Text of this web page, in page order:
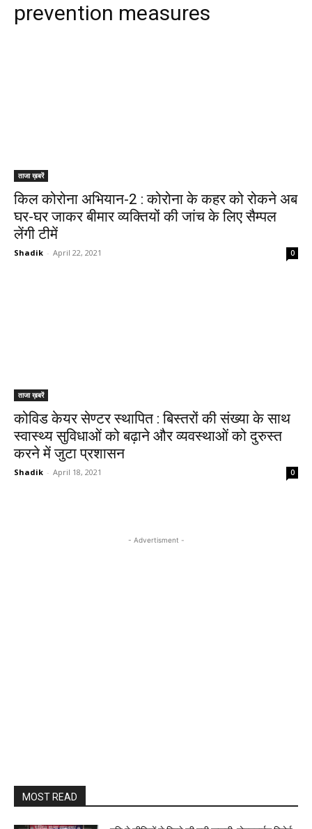
prevention measures
ताजा ख़बरें
किल कोरोना अभियान-2 : कोरोना के कहर को रोकने अब
घर-घर जाकर बीमार व्यक्तियों की जांच के लिए सैम्पल
लेंगी टीमें
Shadik - April 22, 2021 0
ताजा ख़बरें
कोविड केयर सेण्टर स्थापित : बिस्तरों की संख्या के साथ
स्वास्थ्य सुविधाओं को बढ़ाने और व्यवस्थाओं को दुरुस्त
करने में जुटा प्रशासन
Shadik - April 18, 2021 0
- Advertisment -
MOST READ